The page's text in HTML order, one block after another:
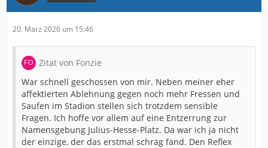
20. März 2026 um 15:46
Zitat von Fonzie
War schnell geschossen von mir. Neben meiner eher
affektierten Ablehnung gegen noch mehr Fressen und
Saufen im Stadion stellen sich trotzdem sensible
Fragen. Ich hoffe vor allem auf eine Entzerrung zur
Namensgebung Julius-Hesse-Platz. Da war ich ja nicht
der einzige, der das erstmal schräg fand. Den Reflex